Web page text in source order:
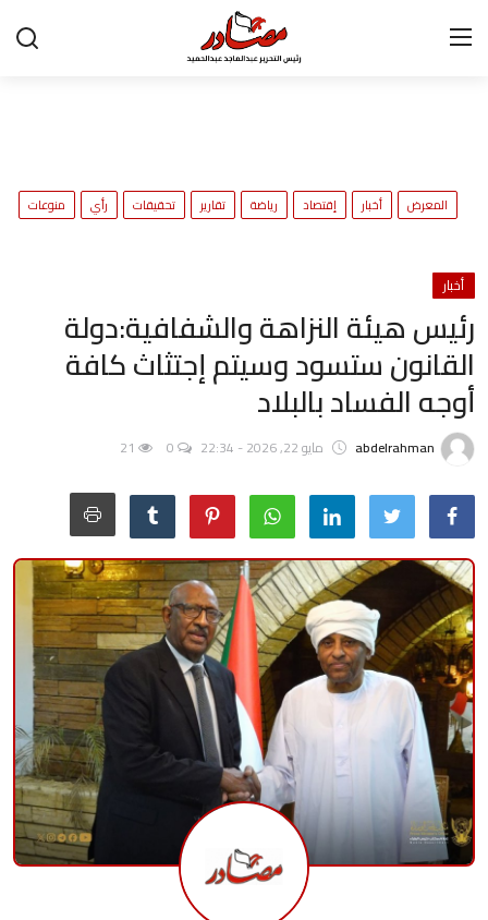
المعرض
إقتصاد
رياضة
تقارير
تحقيقات
منوعات
حوادث وقضايا
عالمية
المعرض أخبار إقتصاد رياضة تقارير تحقيقات رأي منوعات
أخبار
رئيس هيئة النزاهة والشفافية:دولة
القانون ستسود وسيتم إجتثاث كافة
أوجه الفساد بالبلاد
abdelrahman مايو 22, 2026 - 22:34